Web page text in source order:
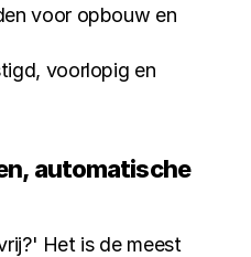
voor opbouw en
voorlopig en
automatische
Het is de meest